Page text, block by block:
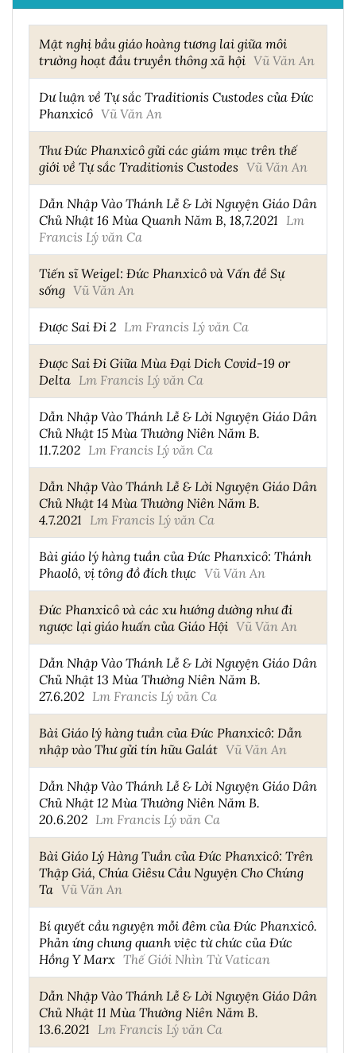
Mật nghị bầu giáo hoàng tương lai giữa môi
trường hoạt đầu truyền thông xã hội Vũ Văn An
Dư luận về Tự sắc Traditionis Custodes của Đức
Phanxicô Vũ Văn An
Thư Đức Phanxicô gửi các giám mục trên thế
giới về Tự sắc Traditionis Custodes Vũ Văn An
Dẫn Nhập Vào Thánh Lễ & Lời Nguyện Giáo Dân
Chủ Nhật 16 Mùa Quanh Năm B, 18,7.2021 Lm
Francis Lý văn Ca
Tiến sĩ Weigel: Đức Phanxicô và Vấn đề Sự
sống Vũ Văn An
Được Sai Đi 2 Lm Francis Lý văn Ca
Được Sai Đi Giữa Mùa Đại Dich Covid-19 or
Delta Lm Francis Lý văn Ca
Dẫn Nhập Vào Thánh Lễ & Lời Nguyện Giáo Dân
Chủ Nhật 15 Mùa Thường Niên Năm B.
11.7.202 Lm Francis Lý văn Ca
Dẫn Nhập Vào Thánh Lễ & Lời Nguyện Giáo Dân
Chủ Nhật 14 Mùa Thường Niên Năm B.
4.7.2021 Lm Francis Lý văn Ca
Bài giáo lý hàng tuần của Đức Phanxicô: Thánh
Phaolô, vị tông đồ đích thực Vũ Văn An
Đức Phanxicô và các xu hướng dường như đi
ngược lại giáo huấn của Giáo Hội Vũ Văn An
Dẫn Nhập Vào Thánh Lễ & Lời Nguyện Giáo Dân
Chủ Nhật 13 Mùa Thường Niên Năm B.
27.6.202 Lm Francis Lý văn Ca
Bài Giáo lý hàng tuần của Đức Phanxicô: Dẫn
nhập vào Thư gửi tín hữu Galát Vũ Văn An
Dẫn Nhập Vào Thánh Lễ & Lời Nguyện Giáo Dân
Chủ Nhật 12 Mùa Thường Niên Năm B.
20.6.202 Lm Francis Lý văn Ca
Bài Giáo Lý Hàng Tuần của Đức Phanxicô: Trên
Thập Giá, Chúa Giêsu Cầu Nguyện Cho Chúng
Ta Vũ Văn An
Bí quyết cầu nguyện mỗi đêm của Đức Phanxicô.
Phản ứng chung quanh việc từ chức của Đức
Hồng Y Marx Thế Giới Nhìn Từ Vatican
Dẫn Nhập Vào Thánh Lễ & Lời Nguyện Giáo Dân
Chủ Nhật 11 Mùa Thường Niên Năm B.
13.6.2021 Lm Francis Lý văn Ca